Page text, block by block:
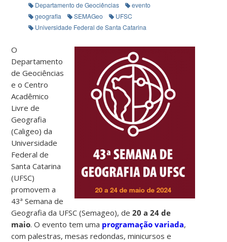
Departamento de Geociências
evento
geografia
SEMAGeo
UFSC
Universidade Federal de Santa Catarina
O
Departamento
de Geociências
e o Centro
Acadêmico
Livre de
Geografia
(Caligeo) da
Universidade
Federal de
Santa Catarina
(UFSC)
promovem a
43ª Semana de
Geografia da UFSC (Semageo), de20 a 24 de
maio. O evento tem uma programação variada,
com palestras, mesas redondas, minicursos e